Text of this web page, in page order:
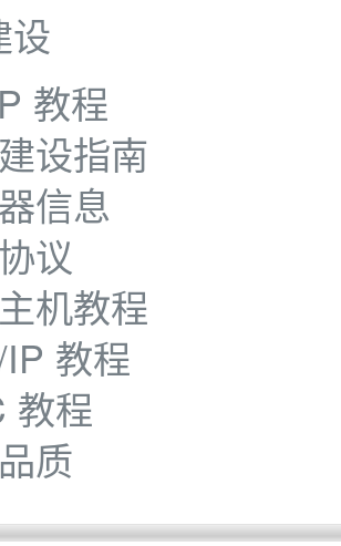
设
教程
设指南
信息
议
机教程
教程
教程
质